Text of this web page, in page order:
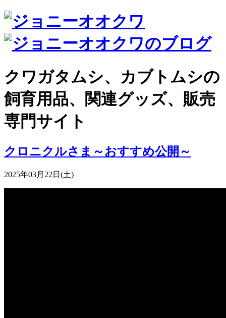
クワガタムシ、カブトムシの
飼育用品、関連グッズ、販売
専門サイト
クロニクルさま～おすすめ公開～
2025年03月22日(土)